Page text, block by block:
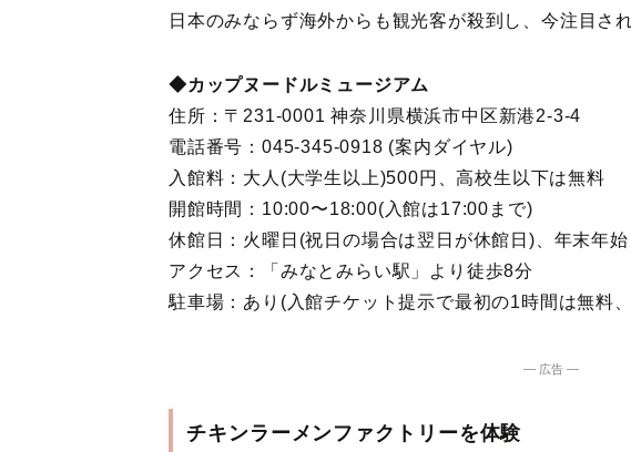
日本のみならず海外からも観光客が殺到し、今注目さ
◆カップヌードルミュージアム
住所：〒231-0001 神奈川県横浜市中区新港2-3-4
電話番号：045-345-0918 (案内ダイヤル)
入館料：大人(大学生以上)500円、高校生以下は無料
開館時間：10:00〜18:00(入館は17:00まで)
休館日：火曜日(祝日の場合は翌日が休館日)、年末年始
アクセス：「みなとみらい駅」より徒歩8分
駐車場：あり(入館チケット提示で最初の1時間は無料
― 広告 ―
チキンラーメンファクトリーを体験